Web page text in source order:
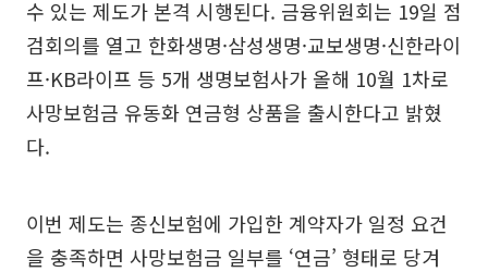
수 있는 제도가 본격 시행된다. 금융위원회는 19일 점
검회의를 열고 한화생명·삼성생명·교보생명·신한라이
프·KB라이프 등 5개 생명보험사가 올해 10월 1차로
사망보험금 유동화 연금형 상품을 출시한다고 밝혔
다.
이번 제도는 종신보험에 가입한 계약자가 일정 요건
을 충족하면 사망보험금 일부를 ‘연금’ 형태로 당겨